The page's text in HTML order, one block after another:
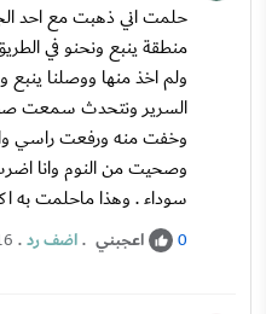
حلمت اني ذهبت مع احد
منطقة ينبع ونحنو في
ولم اخذ منها ووصلنا
السرير ونتحدث سمعت
وخفت منه ورفعت راسي
وصحيت من النوم وانا
سوداء . وهذا ماحلمت به
0 اعجبني .اضف رد.